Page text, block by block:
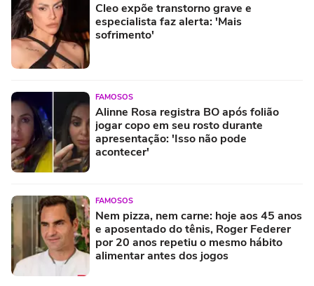
Cleo expõe transtorno grave e
especialista faz alerta: 'Mais
sofrimento'
FAMOSOS
Alinne Rosa registra BO após folião
jogar copo em seu rosto durante
apresentação: 'Isso não pode
acontecer'
FAMOSOS
Nem pizza, nem carne: hoje aos 45 anos
e aposentado do tênis, Roger Federer
por 20 anos repetiu o mesmo hábito
alimentar antes dos jogos